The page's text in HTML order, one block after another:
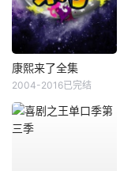
康熙来了全集
2004-2016已完结